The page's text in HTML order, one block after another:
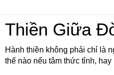
Thiền Giữa
Hành thiền không phải chỉ là
thế nào nếu tâm thức tỉnh,